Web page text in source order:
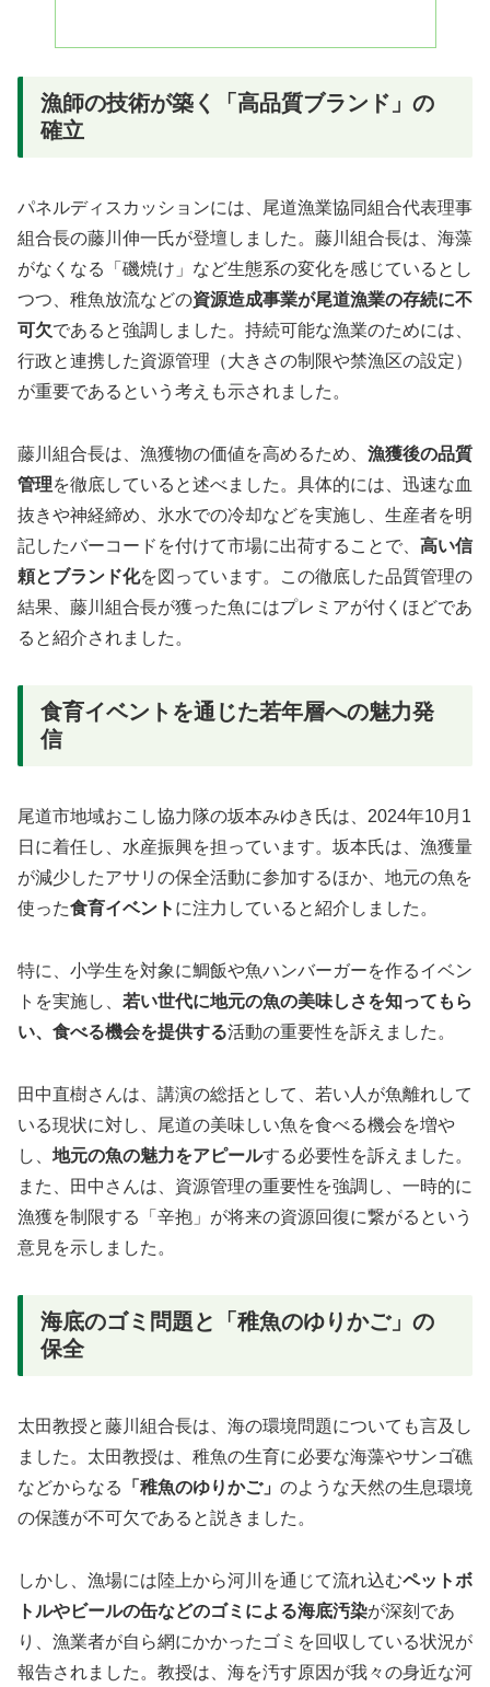
漁師の技術が築く「高品質ブランド」の
確立
パネルディスカッションには、尾道漁業協同組合代表理事
組合長の藤川伸一氏が登壇しました。藤川組合長は、海藻
がなくなる「磯焼け」など生態系の変化を感じているとし
つつ、稚魚放流などの資源造成事業が尾道漁業の存続に不
可欠であると強調しました。持続可能な漁業のためには、
行政と連携した資源管理（大きさの制限や禁漁区の設定）
が重要であるという考えも示されました。
藤川組合長は、漁獲物の価値を高めるため、 漁獲後の品質
管理を徹底していると述べました。具体的には、迅速な血
抜きや神経締め、氷水での冷却などを実施し、生産者を明
記したバーコードを付けて市場に出荷することで、 高い信
頼とブランド化を図っています。この徹底した品質管理の
結果、藤川組合長が獲った魚にはプレミアが付くほどであ
ると紹介されました。
食育イベントを通じた若年層への魅力発
信
尾道市地域おこし協力隊の坂本みゆき氏は、2024年10月1
日に着任し、水産振興を担っています。坂本氏は、漁獲量
が減少したアサリの保全活動に参加するほか、地元の魚を
使った食育イベント に注力していると紹介しました。
特に、小学生を対象に鯛飯や魚ハンバーガーを作るイベン
トを実施し、 若い世代に地元の魚の美味しさを知ってもら
い、食べる機会を提供する活動の重要性を訴えました。
田中直樹さんは、講演の総括として、若い人が魚離れして
いる現状に対し、尾道の美味しい魚を食べる機会を増や
し、 地元の魚の魅力をアピールする必要性を訴えました。
また、田中さんは、資源管理の重要性を強調し、一時的に
漁獲を制限する「辛抱」が将来の資源回復に繋がるという
意見を示しました。
海底のゴミ問題と「稚魚のゆりかご」の
保全
太田教授と藤川組合長は、海の環境問題についても言及し
ました。太田教授は、稚魚の生育に必要な海藻やサンゴ礁
などからなる
「稚魚のゆりかご」 のような天然の生息環境
の保護が不可欠であると説きました。
しかし、漁場には陸上から河川を通じて流れ込むペットボ
トルやビールの缶などのゴミによる海底汚染が深刻であ
り、漁業者が自ら網にかかったゴミを回収している状況が
報告されました。教授は、海を汚す原因が我々の身近な河